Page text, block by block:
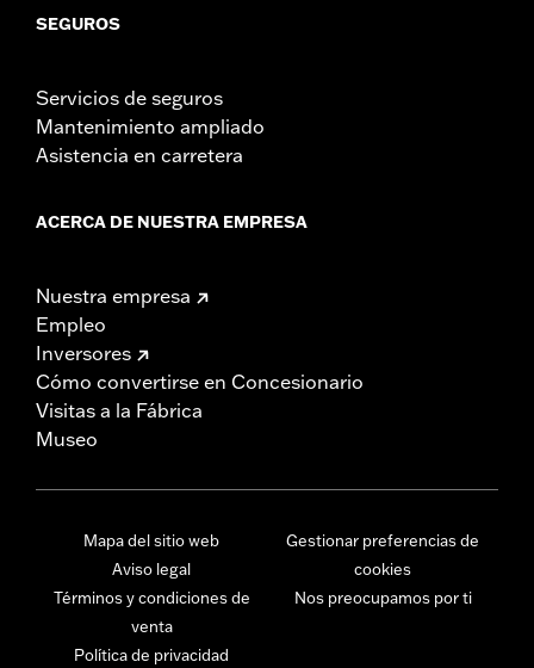
SEGUROS
Servicios de seguros
Mantenimiento ampliado
Asistencia en carretera
ACERCA DE NUESTRA EMPRESA
Nuestra empresa
Empleo
Inversores
Cómo convertirse en Concesionario
Visitas a la Fábrica
Museo
Mapa del sitio web
Aviso legal
Términos y condiciones de
venta
Política de privacidad
Gestionar preferencias de
cookies
Nos preocupamos por ti